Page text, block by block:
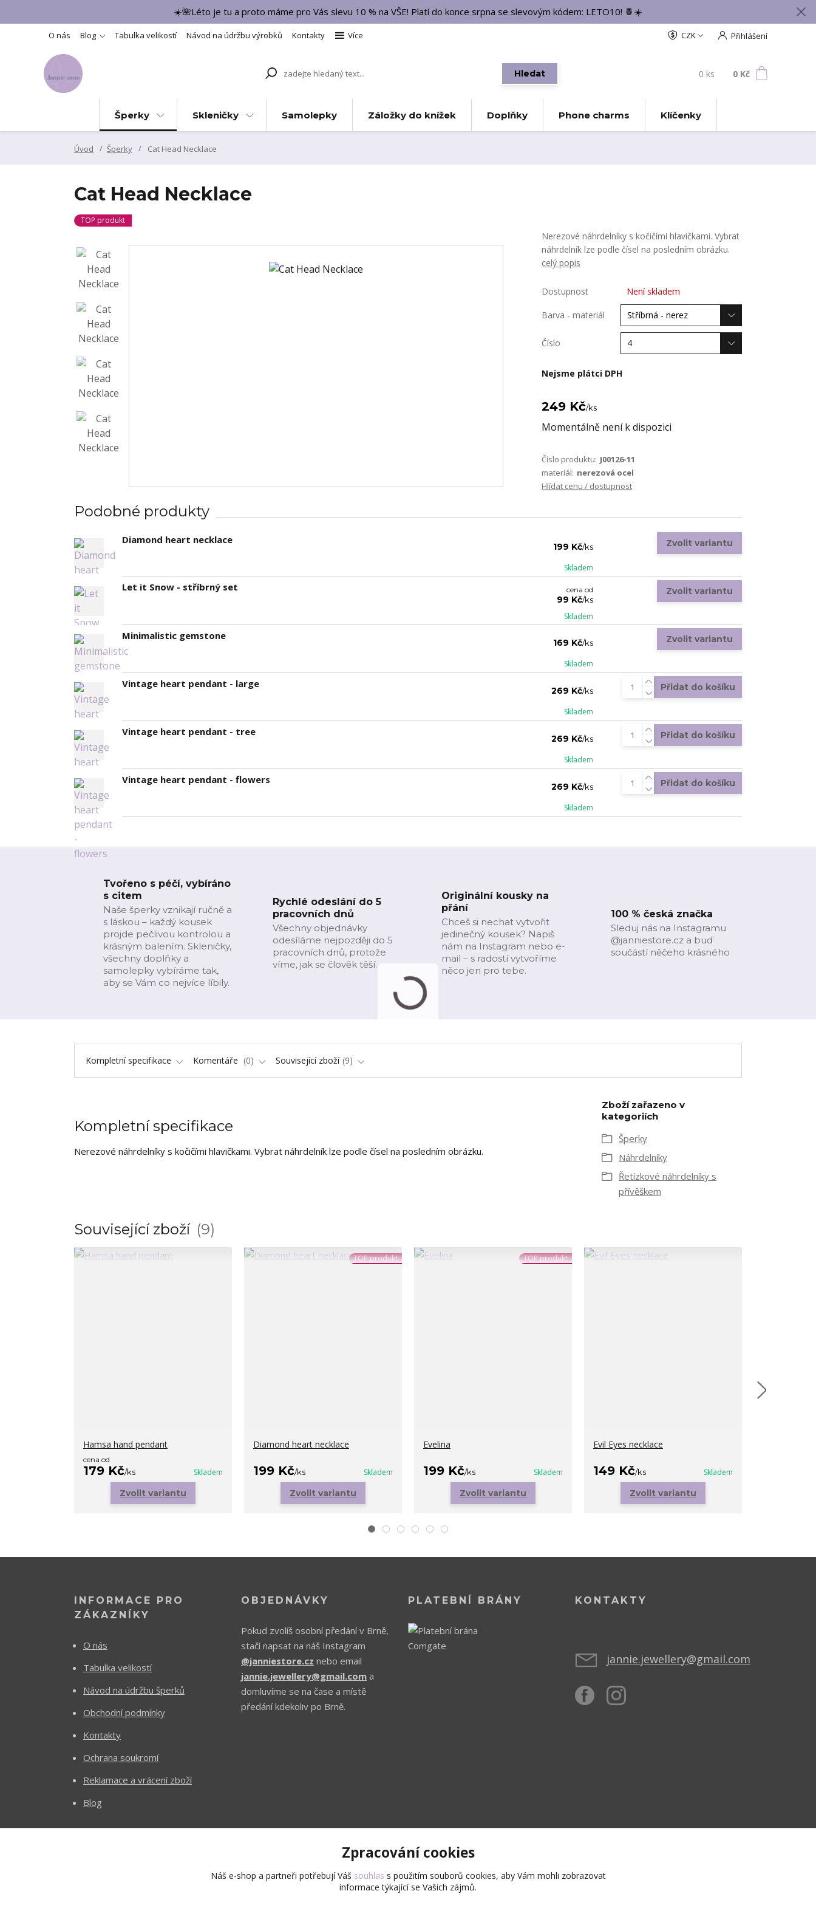
☀️🌺Léto je tu a proto máme pro Vás slevu 10 % na VŠE! Platí do konce srpna se slevovým kódem: LETO10! 🍍☀️
O nás Blog Tabulka velikostí Návod na údržbu výrobků Kontakty Více CZK Přihlášení
Hledat 0 ks 0 Kč
Šperky Skleničky Samolepky Záložky do knížek Doplňky Phone charms Klíčenky
Úvod Šperky Cat Head Necklace
Cat Head Necklace
TOP produkt
Nerezové náhrdelníky s kočičími hlavičkami. Vybrat
náhrdelník lze podle čísel na posledním obrázku.
celý popis
Dostupnost Není skladem
Barva - materiál
Číslo
Nejsme plátci DPH
249 Kč/ks
Momentálně není k dispozici
Číslo produktu: J00126-11
materiál: nerezová ocel
Hlídat cenu / dostupnost
Podobné produkty
Diamond heart necklace
199 Kč/ks
Skladem
Zvolit variantu
Let it Snow - stříbrný set cena od
99 Kč/ks
Skladem
Zvolit variantu
Minimalistic gemstone
169 Kč/ks
Skladem
Zvolit variantu
Vintage heart pendant - large
269 Kč/ks
Skladem
Přidat do košíku
Vintage heart pendant - tree
269 Kč/ks
Skladem
Přidat do košíku
Vintage heart pendant - flowers
269 Kč/ks
Skladem
Přidat do košíku
Tvořeno s péčí, vybíráno
s citem
Naše šperky vznikají ručně a
s láskou – každý kousek
projde pečlivou kontrolou a
krásným balením. Skleničky,
všechny doplňky a
samolepky vybíráme tak,
aby se Vám co nejvíce líbily.
Rychlé odeslání do 5
pracovních dnů
Všechny objednávky
odesíláme nejpozději do 5
pracovních dnů, protože
víme, jak se člověk těší.
Originální kousky na
přání
Chceš si nechat vytvořit
jedinečný kousek? Napiš
nám na Instagram nebo e-
mail – s radostí vytvoříme
něco jen pro tebe.
100 % česká značka
Sleduj nás na Instagramu
@janniestore.cz a buď
součástí něčeho krásného
Kompletní specifikace Komentáře 0 Související zboží 9
Kompletní specifikace
Nerezové náhrdelníky s kočičími hlavičkami. Vybrat náhrdelník lze podle čísel na posledním obrázku.
Zboží zařazeno v
kategoriích
Šperky
Náhrdelníky
Řetízkové náhrdelníky s
přívěškem
Související zboží 9
Hamsa hand pendant
cena od
179 Kč/ks Skladem
Zvolit variantu
TOP produkt
Diamond heart necklace
199 Kč/ks Skladem
Zvolit variantu
TOP produkt
Evelina
199 Kč/ks Skladem
Zvolit variantu
Evil Eyes necklace
149 Kč/ks Skladem
Zvolit variantu
INFORMACE PRO
ZÁKAZNÍKY
O nás
Tabulka velikostí
Návod na údržbu šperků
Obchodní podmínky
Kontakty
Ochrana soukromí
Reklamace a vrácení zboží
Blog
OBJEDNÁVKY
Pokud zvolíš osobní předání v Brně,
stačí napsat na náš Instagram
@janniestore.cz nebo email
jannie.jewellery@gmail.com a
domluvíme se na čase a místě
předání kdekoliv po Brně.
PLATEBNÍ BRÁNY KONTAKTY
jannie.jewellery@gmail.com
Upravit sběr cookies.
Zpracování cookies
Náš e-shop a partneři potřebují Váš souhlas s použitím souborů cookies, aby Vám mohli zobrazovat
informace týkající se Vašich zájmů.